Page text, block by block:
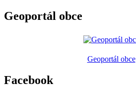
Geoportál obce
Geoportál obce
Facebook